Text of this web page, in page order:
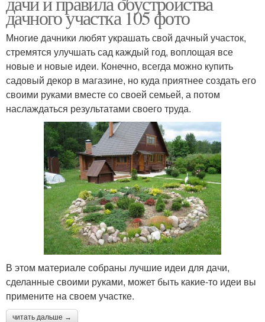
дачного участка 105 фото
Многие дачники любят украшать свой дачный участок,
стремятся улучшать сад каждый год, воплощая все
новые и новые идеи. Конечно, всегда можно купить
садовый декор в магазине, но куда приятнее создать его
своими руками вместе со своей семьей, а потом
наслаждаться результатами своего труда.
В этом материале собраны лучшие идеи для дачи,
сделанные своими руками, может быть какие-то идеи вы
примените на своем участке.
читать дальше →